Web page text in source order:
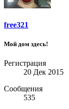
free321
Мой дом здесь!
Регистрация
20 Дек 2015
Сообщения
535